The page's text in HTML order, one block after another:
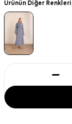
Ürünün Diğer Renkleri